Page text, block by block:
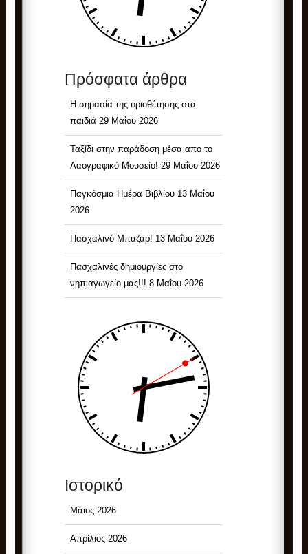
Πρόσφατα άρθρα
Η σημασία της οριοθέτησης στα
παιδιά 29 Μαΐου 2026
Ταξίδι στην παράδοση μέσα απο το
Λαογραφικό Μουσείο! 29 Μαΐου 2026
Παγκόσμια Ημέρα Βιβλίου 13 Μαΐου
2026
Πασχαλινό Μπαζάρ! 13 Μαΐου 2026
Πασχαλινές δημιουργίες στο
νηπιαγωγείο μας!!! 8 Μαΐου 2026
Ιστορικό
Μάιος 2026
Απρίλιος 2026